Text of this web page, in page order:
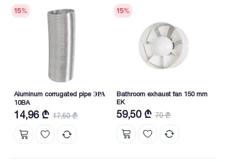
15%
Aluminum corrugated pipe ЭРА
10BA
14,96 ₾ 17,60 ₾
15%
Bathroom exhaust fan 150 mm
EK
59,50 ₾ 70 ₾